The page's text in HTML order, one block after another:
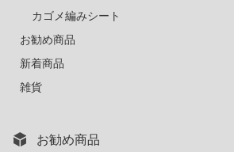
カゴメ編みシート
お勧め商品
新着商品
雑貨
お勧め商品